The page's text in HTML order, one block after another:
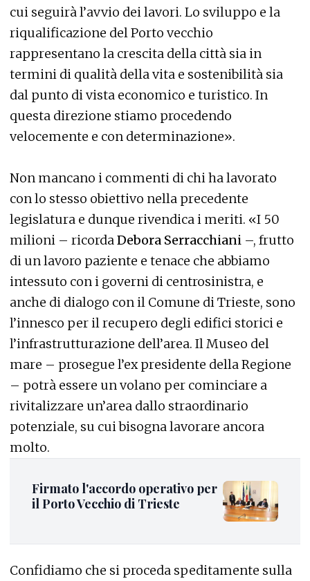
cui seguirà l’avvio dei lavori. Lo sviluppo e la
riqualificazione del Porto vecchio
rappresentano la crescita della città sia in
termini di qualità della vita e sostenibilità sia
dal punto di vista economico e turistico. In
questa direzione stiamo procedendo
velocemente e con determinazione».
Non mancano i commenti di chi ha lavorato
con lo stesso obiettivo nella precedente
legislatura e dunque rivendica i meriti. «I 50
milioni – ricorda Debora Serracchiani –, frutto
di un lavoro paziente e tenace che abbiamo
intessuto con i governi di centrosinistra, e
anche di dialogo con il Comune di Trieste, sono
l’innesco per il recupero degli edifici storici e
l’infrastrutturazione dell’area. Il Museo del
mare – prosegue l’ex presidente della Regione
– potrà essere un volano per cominciare a
rivitalizzare un’area dallo straordinario
potenziale, su cui bisogna lavorare ancora
molto.
Firmato l'accordo operativo per
il Porto Vecchio di Trieste
Confidiamo che si proceda speditamente sulla